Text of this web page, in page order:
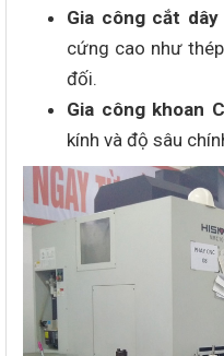
Gia công cắt dây
cứng cao như
đối.
Gia công khoan
kính và độ sâu